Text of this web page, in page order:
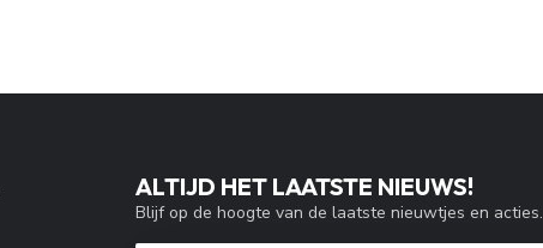
ALTIJD HET LAATSTE NIEUWS!
Blijf op de hoogte van de laatste nieuwtjes en acties.